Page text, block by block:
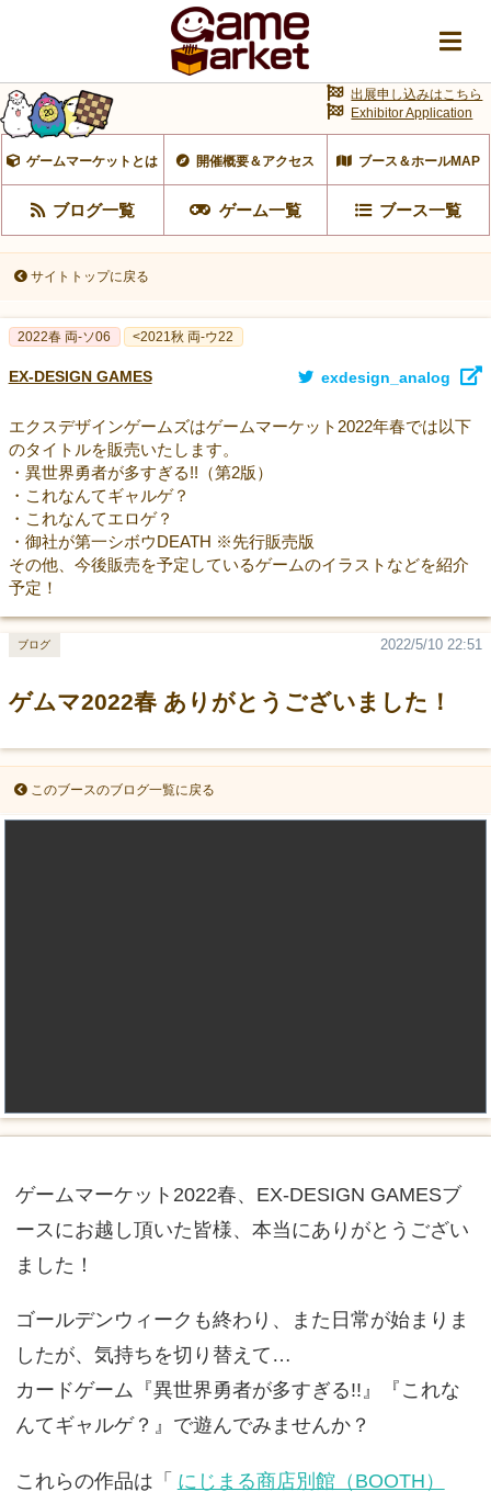
ゲームマーケットとは 開催概要＆アクセス ブース＆ホールMAP
ブログ一覧 ゲーム一覧 ブース一覧
出展申し込みはこちら
Exhibitor Application
サイトトップに戻る
2022春 両-ソ06 <2021秋 両-ウ22
EX-DESIGN GAMES exdesign_analog
エクスデザインゲームズはゲームマーケット2022年春では以下
のタイトルを販売いたします。
・異世界勇者が多すぎる!!（第2版）
・これなんてギャルゲ？
・これなんてエロゲ？
・御社が第一シボウDEATH ※先行販売版
その他、今後販売を予定しているゲームのイラストなどを紹介
予定！
ゲムマ2022春 ありがとうございました！
2022/5/10 22:51
ブログ
このブースのブログ一覧に戻る
ゲームマーケット2022春、EX-DESIGN GAMESブ
ースにお越し頂いた皆様、本当にありがとうござい
ました！
ゴールデンウィークも終わり、また日常が始まりま
したが、気持ちを切り替えて…
カードゲーム『異世界勇者が多すぎる!!』『これな
んてギャルゲ？』で遊んでみませんか？
これらの作品は「 にじまる商店別館（BOOTH）